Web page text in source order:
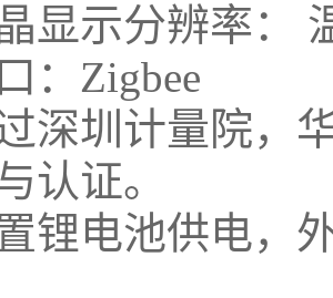
显示分辨率：
：Zigbee
深圳计量院，
认证。
锂电池供电，